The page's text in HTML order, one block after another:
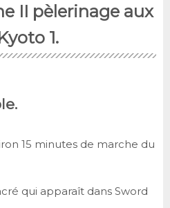
II pèlerinage aux
1.
15 minutes de marche du
qui apparaît dans Sword